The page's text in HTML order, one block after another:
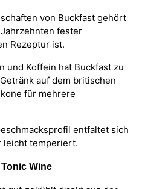
von Buckfast gehört
fester
Rezeptur ist.
und Koffein hat Buckfast zu
auf dem britischen
für mehrere
entfaltet sich
leicht temperiert.
Wine